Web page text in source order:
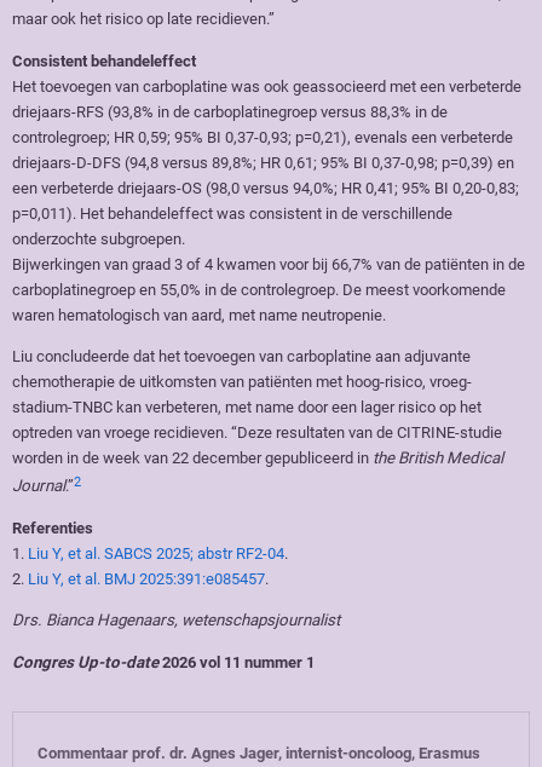
maar ook het risico op late recidieven.”
Consistent behandeleffect
Het toevoegen van carboplatine was ook geassocieerd met een verbeterde
driejaars-RFS (93,8% in de carboplatinegroep versus 88,3% in de
controlegroep; HR 0,59; 95% BI 0,37-0,93; p=0,21), evenals een verbeterde
driejaars-D-DFS (94,8 versus 89,8%; HR 0,61; 95% BI 0,37-0,98; p=0,39) en
een verbeterde driejaars-OS (98,0 versus 94,0%; HR 0,41; 95% BI 0,20-0,83;
p=0,011). Het behandeleffect was consistent in de verschillende
onderzochte subgroepen.
Bijwerkingen van graad 3 of 4 kwamen voor bij 66,7% van de patiënten in de
carboplatinegroep en 55,0% in de controlegroep. De meest voorkomende
waren hematologisch van aard, met name neutropenie.
Liu concludeerde dat het toevoegen van carboplatine aan adjuvante
chemotherapie de uitkomsten van patiënten met hoog-risico, vroeg-
stadium-TNBC kan verbeteren, met name door een lager risico op het
optreden van vroege recidieven. “Deze resultaten van de CITRINE-studie
worden in de week van 22 december gepubliceerd in the British Medical
Journal.”2
Referenties
1. Liu Y, et al. SABCS 2025; abstr RF2-04.
2. Liu Y, et al. BMJ 2025:391:e085457.
Drs. Bianca Hagenaars, wetenschapsjournalist
Congres Up-to-date2026 vol 11 nummer 1
Commentaar prof. dr. Agnes Jager, internist-oncoloog, Erasmus